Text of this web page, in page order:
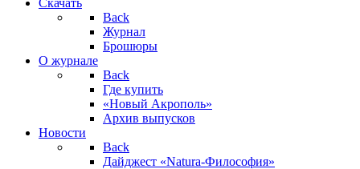
Скачать
Back
Журнал
Брошюры
О журнале
Back
Где купить
«Новый Акрополь»
Архив выпусков
Новости
Back
Дайджест «Natura-Философия»